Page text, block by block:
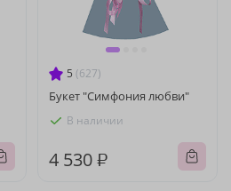
5 (627)
Букет "Симфония любви"
В наличии
4 530 ₽